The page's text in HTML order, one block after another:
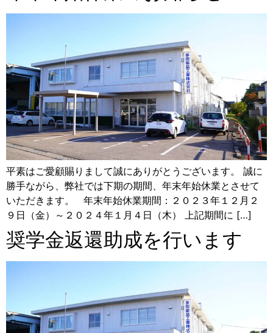
平素はご愛顧賜りまして誠にありがとうございます。 誠に
勝手ながら、弊社では下期の期間、年末年始休業とさせて
いただきます。 年末年始休業期間：２０２３年１２月２
９日（金）～２０２４年１月４日（木） 上記期間に […]
奨学金返還助成を行います